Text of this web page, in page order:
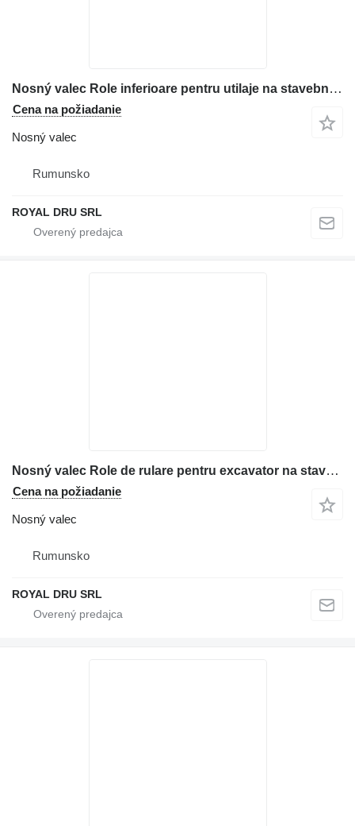
Nosný valec Role inferioare pentru utilaje na stavebného stroja Case CX36B
Cena na požiadanie
Nosný valec
Rumunsko
ROYAL DRU SRL
Nosný valec Role de rulare pentru excavator na stavebného stroja Case
Cena na požiadanie
Nosný valec
Rumunsko
ROYAL DRU SRL